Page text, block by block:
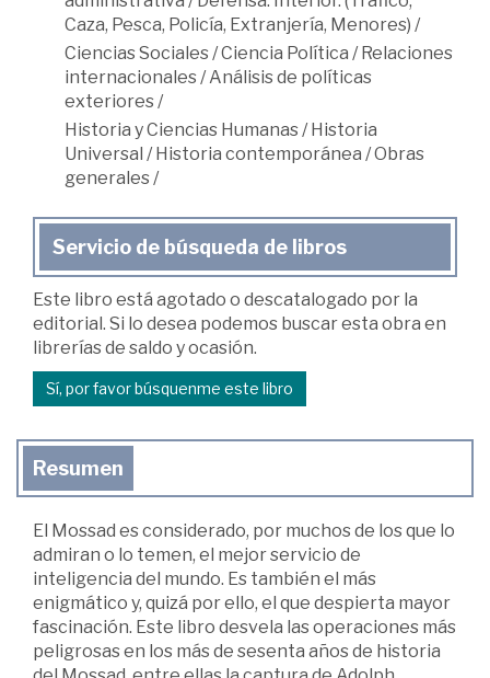
Caza, Pesca, Policía, Extranjería, Menores) /
Ciencias Sociales/Ciencia Política / Relaciones
internacionales/Análisis de políticas
exteriores/
Historia y Ciencias Humanas/ Historia
Universal / Historia contemporánea /Obras
generales/
Servicio de búsqueda de libros
Este libro está agotado o descatalogado por la
editorial. Si lo desea podemos buscar esta obra en
librerías de saldo y ocasión.
Sí, por favor búsquenme este libro
Resumen
El Mossad es considerado, por muchos de los que lo
admiran o lo temen, el mejor servicio de
inteligencia del mundo. Es también el más
enigmático y, quizá por ello, el que despierta mayor
fascinación. Este libro desvela las operaciones más
peligrosas en los más de sesenta años de historia